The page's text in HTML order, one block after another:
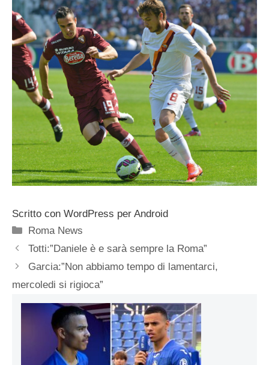
Scritto con WordPress per Android
Categorie
Roma News
Totti:”Daniele è e sarà sempre la Roma”
Garcia:”Non abbiamo tempo di lamentarci,
mercoledi si rigioca”